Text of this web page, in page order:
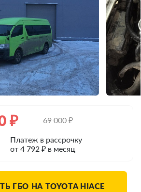
₽ 69 000₽
Платеж в рассрочку
от 4 792 ₽ в месяц
ГБО НА TOYOTA HIACE